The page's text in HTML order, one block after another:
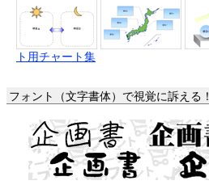
ト用チャート集
フォント（文字書体）で視覚に訴える！